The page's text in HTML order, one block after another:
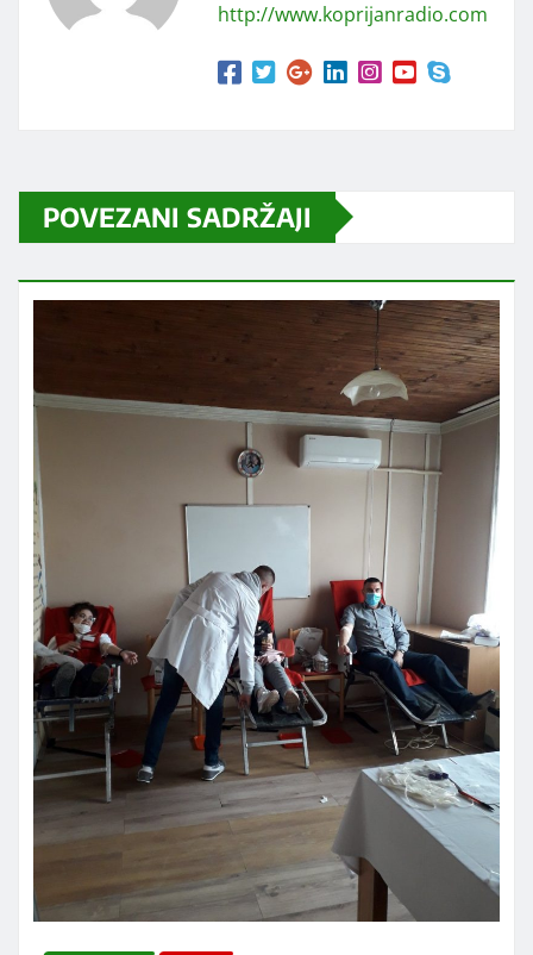
http://www.koprijanradio.com
POVEZANI SADRŽAJI